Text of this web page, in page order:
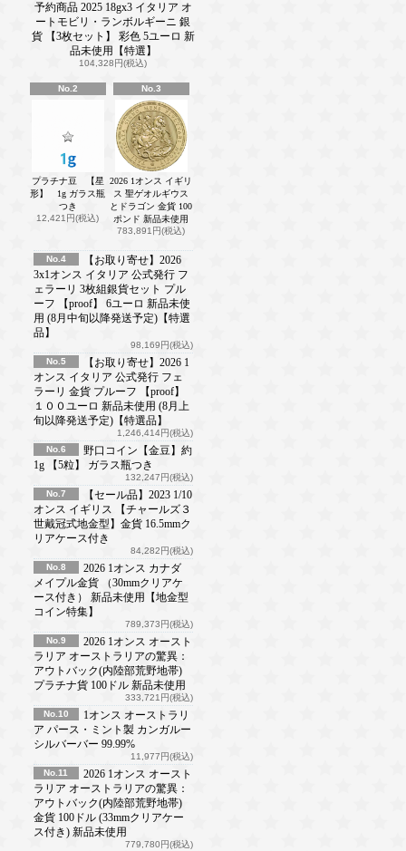
予約商品 2025 18gx3 イタリア オ
ートモビリ・ランボルギーニ 銀
貨 【3枚セット】 彩色 5ユーロ 新
品未使用【特選】
104,328円(税込)
No.2
プラチナ豆 【星
形】 1g ガラス瓶
つき
12,421円(税込)
No.3
2026 1オンス イギリ
ス 聖ゲオルギウス
とドラゴン 金貨 100
ポンド 新品未使用
783,891円(税込)
No.4
【お取り寄せ】2026
3x1オンス イタリア 公式発行 フ
ェラーリ 3枚組銀貨セット プル
ーフ 【proof】 6ユーロ 新品未使
用 (8月中旬以降発送予定)【特選
品】
98,169円(税込)
No.5
【お取り寄せ】2026 1
オンス イタリア 公式発行 フェ
ラーリ 金貨 プルーフ 【proof】
１００ユーロ 新品未使用 (8月上
旬以降発送予定)【特選品】
1,246,414円(税込)
No.6
野口コイン【金豆】約
1g 【5粒】 ガラス瓶つき
132,247円(税込)
No.7
【セール品】2023 1/10
オンス イギリス 【チャールズ３
世戴冠式地金型】金貨 16.5mmク
リアケース付き
84,282円(税込)
No.8
2026 1オンス カナダ
メイプル金貨 （30mmクリアケ
ース付き） 新品未使用【地金型
コイン特集】
789,373円(税込)
No.9
2026 1オンス オースト
ラリア オーストラリアの驚異：
アウトバック(内陸部荒野地帯)
プラチナ貨 100ドル 新品未使用
333,721円(税込)
No.10
1オンス オーストラリ
ア パース・ミント製 カンガルー
シルバーバー 99.99%
11,977円(税込)
No.11
2026 1オンス オースト
ラリア オーストラリアの驚異：
アウトバック(内陸部荒野地帯)
金貨 100ドル (33mmクリアケー
ス付き) 新品未使用
779,780円(税込)